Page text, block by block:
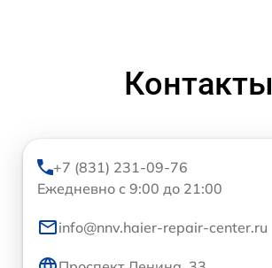
Контакты
+7 (831) 231-09-76
Ежедневно с 9:00 до 21:00
info@nnv.haier-repair-center.ru